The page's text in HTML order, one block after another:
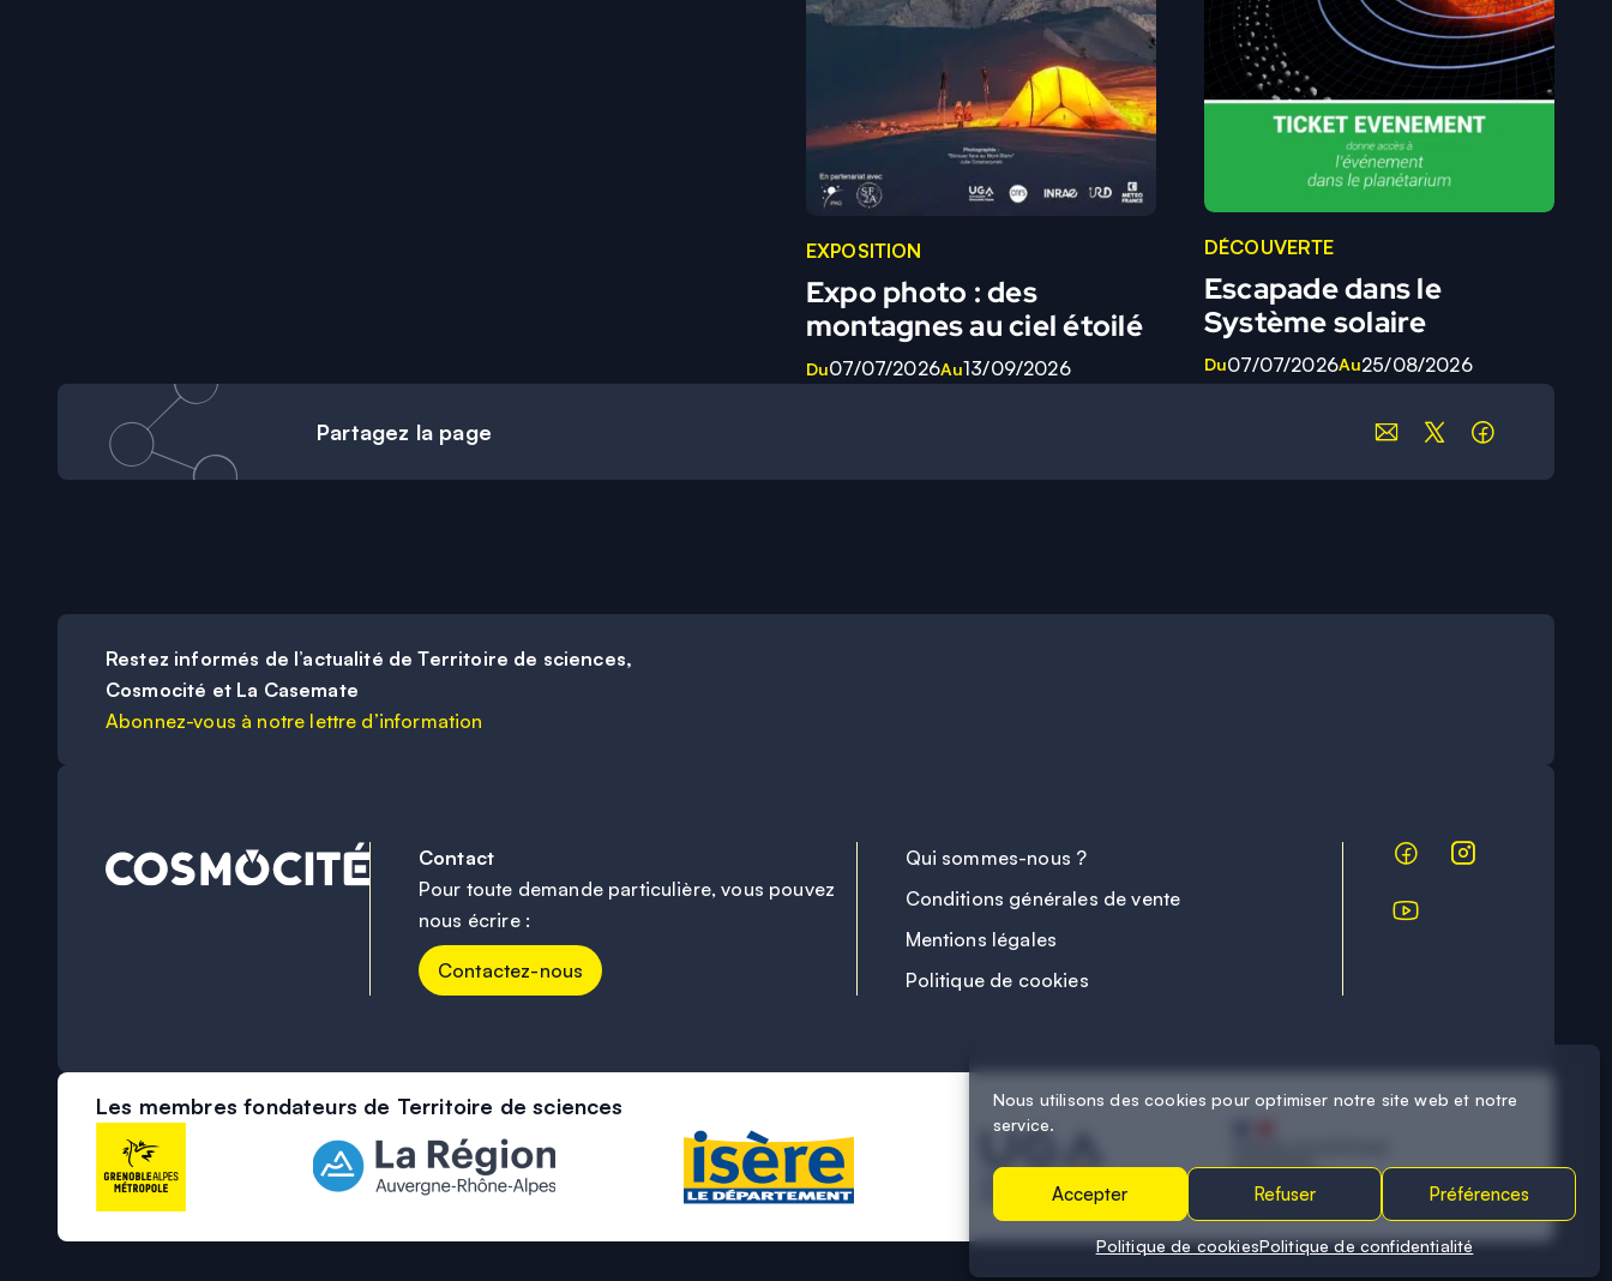
Nous utilisons des cookies pour optimiser notre site web et notre
service.
Accepter Refuser Préférences
Politique de cookiesPolitique de confidentialité
EXPOSITION
Expo photo : des
montagnes au ciel étoilé
Du07/07/2026Au13/09/2026
DÉCOUVERTE
Escapade dans le
Système solaire
Du07/07/2026Au25/08/2026
Partagez la page
Restez informés de l’actualité de Territoire de sciences,
Cosmocité et La Casemate
Abonnez-vous à notre lettre d’information
Contact
Pour toute demande particulière, vous pouvez
nous écrire :
Contactez-nous
Qui sommes-nous ?
Conditions générales de vente
Mentions légales
Politique de cookies
Les membres fondateurs de Territoire de sciences